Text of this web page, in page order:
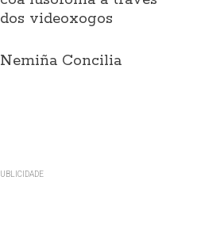
dos videoxogos
Nemiña Concilia